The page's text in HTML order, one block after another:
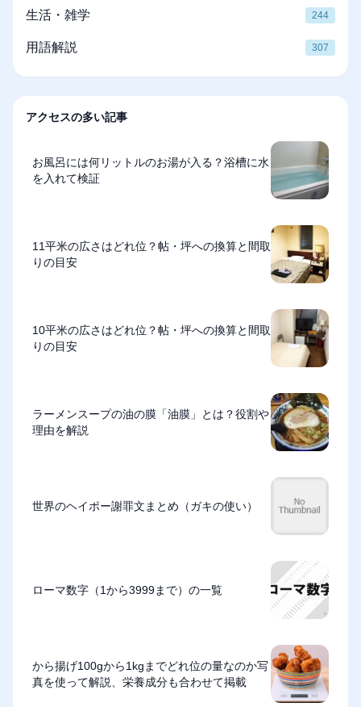
生活・雑学 244
用語解説 307
アクセスの多い記事
お風呂には何リットルのお湯が入る？浴槽に水
を入れて検証
11平米の広さはどれ位？帖・坪への換算と間取
りの目安
10平米の広さはどれ位？帖・坪への換算と間取
りの目安
ラーメンスープの油の膜「油膜」とは？役割や
理由を解説
世界のヘイポー謝罪文まとめ（ガキの使い）
ローマ数字（1から3999まで）の一覧
から揚げ100gから1kgまでどれ位の量なのか写
真を使って解説、栄養成分も合わせて掲載